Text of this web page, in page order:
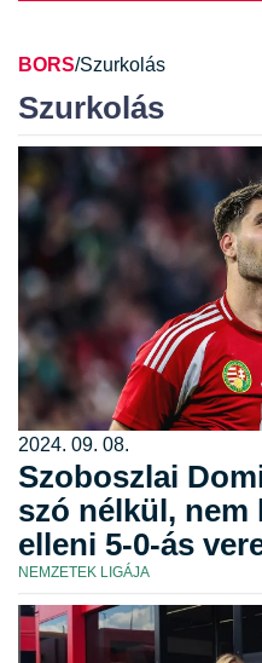
BORS/Szurkolás
Szurkolás
2024. 09. 08.
Szoboszlai
szó nélkül, nem
elleni 5-0-ás
NEMZETEK LIGÁJA